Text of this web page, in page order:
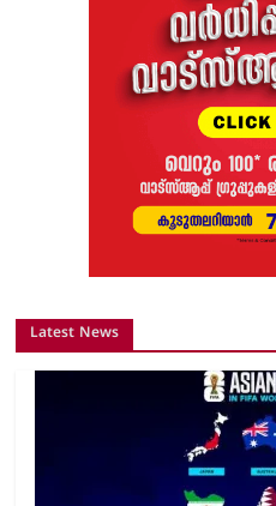
Latest News